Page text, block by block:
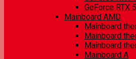
GeForce RTX
Mainboard AMD
Mainboard
Mainboard
Mainboard
Mainboard A